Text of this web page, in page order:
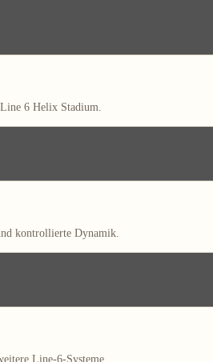
6 Helix Stadium.
kontrollierte Dynamik.
Line-6-Systeme.